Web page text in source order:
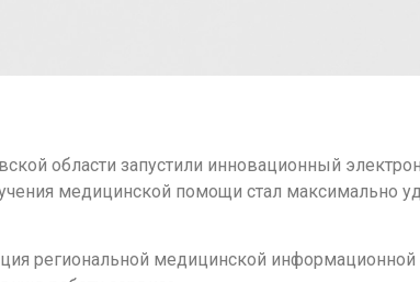
области запустили инновационный
медицинской помощи стал максимально
региональной медицинской